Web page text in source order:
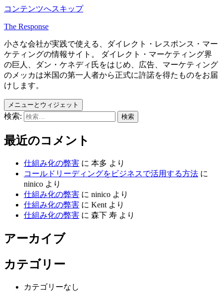
コンテンツへスキップ
The Response
小さな会社が実践で使える、ダイレクト・レスポンス・マー
ケティングの情報サイト。 ダイレクト・マーケティング界
の巨人、ダン・ケネディ氏をはじめ、広告、マーケティング
のメッカは米国の第一人者から正式に許諾を得たものをお届
けします。
メニューとウィジェット
検索:
最近のコメント
仕組み化の弊害 に 本多 より
コールドリーディングをビジネスで活用する方法 に
ninico より
仕組み化の弊害 に ninico より
仕組み化の弊害 に Kent より
仕組み化の弊害 に 森下 寿 より
アーカイブ
カテゴリー
カテゴリーなし